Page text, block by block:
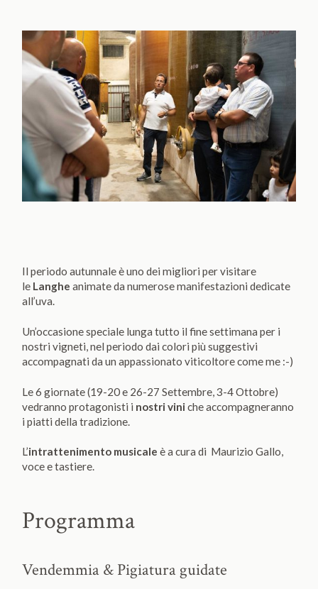
Il periodo autunnale è uno dei migliori per visitare
le Langhe animate da numerose manifestazioni dedicate
all’uva.
Un’occasione speciale lunga tutto il fine settimana per i
nostri vigneti, nel periodo dai colori più suggestivi
accompagnati da un appassionato viticoltore come me :-)
Le 6 giornate (19-20 e 26-27 Settembre, 3-4 Ottobre)
vedranno protagonisti i nostri viniche accompagneranno
i piatti della tradizione.
L’intrattenimento musicale è a cura di Maurizio Gallo,
voce e tastiere.
Programma
Vendemmia & Pigiatura guidate